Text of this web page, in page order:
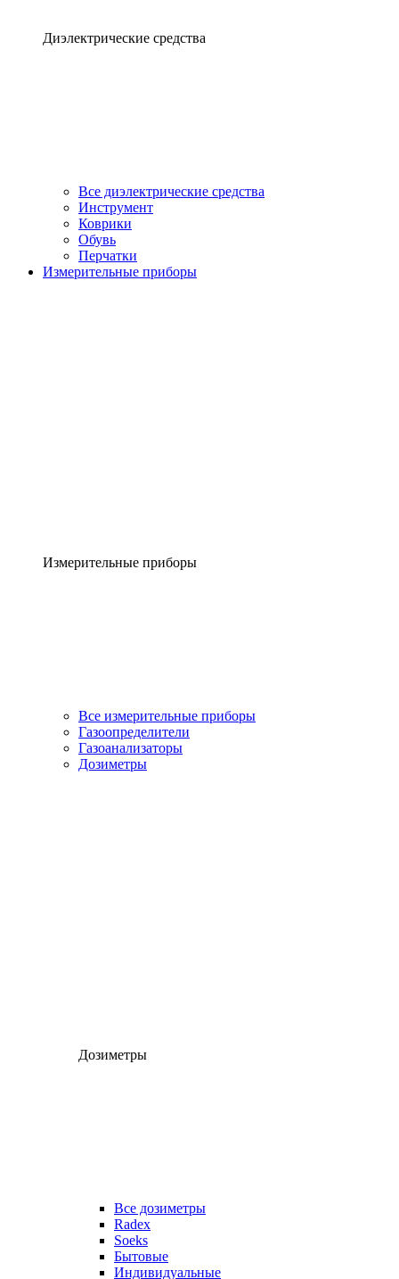
Диэлектрические средства
Все диэлектрические средства
Инструмент
Коврики
Обувь
Перчатки
Измерительные приборы
Измерительные приборы
Все измерительные приборы
Газоопределители
Газоанализаторы
Дозиметры
Дозиметры
Все дозиметры
Radex
Soeks
Бытовые
Индивидуальные